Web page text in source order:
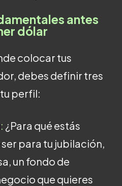
antes
dólar
colocar tus
debes definir tres
perfil:
¿Para qué estás
para tu jubilación,
un fondo de
que quieres